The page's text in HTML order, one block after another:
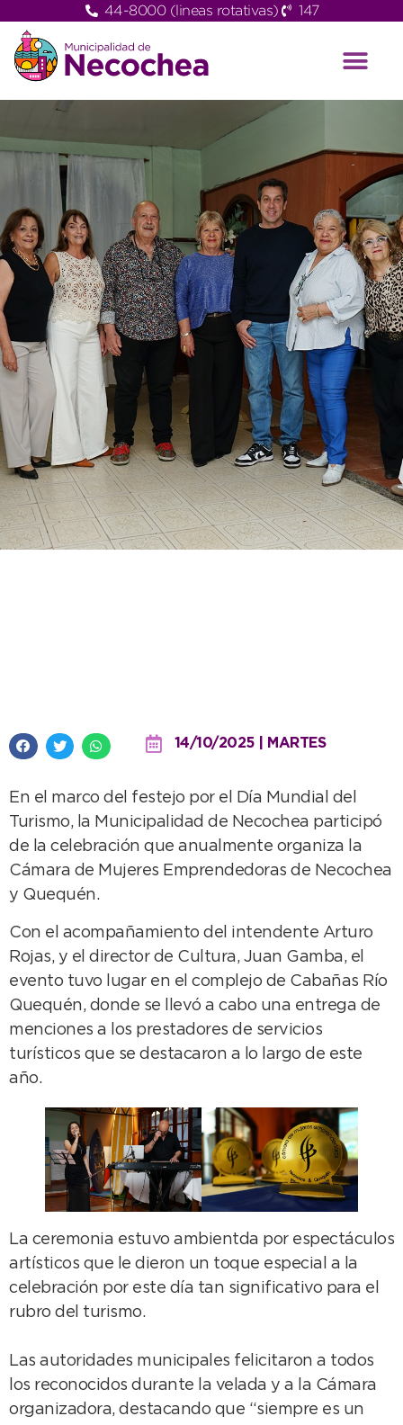
44-8000 (lineas rotativas) 147
14/10/2025 | MARTES
En el marco del festejo por el Día Mundial del
Turismo, la Municipalidad de Necochea participó
de la celebración que anualmente organiza la
Cámara de Mujeres Emprendedoras de Necochea
y Quequén.
Con el acompañamiento del intendente Arturo
Rojas, y el director de Cultura, Juan Gamba, el
evento tuvo lugar en el complejo de Cabañas Río
Quequén, donde se llevó a cabo una entrega de
menciones a los prestadores de servicios
turísticos que se destacaron a lo largo de este
año.
La ceremonia estuvo ambientda por espectáculos
artísticos que le dieron un toque especial a la
celebración por este día tan significativo para el
rubro del turismo.
Las autoridades municipales felicitaron a todos
los reconocidos durante la velada y a la Cámara
organizadora, destacando que “siempre es un